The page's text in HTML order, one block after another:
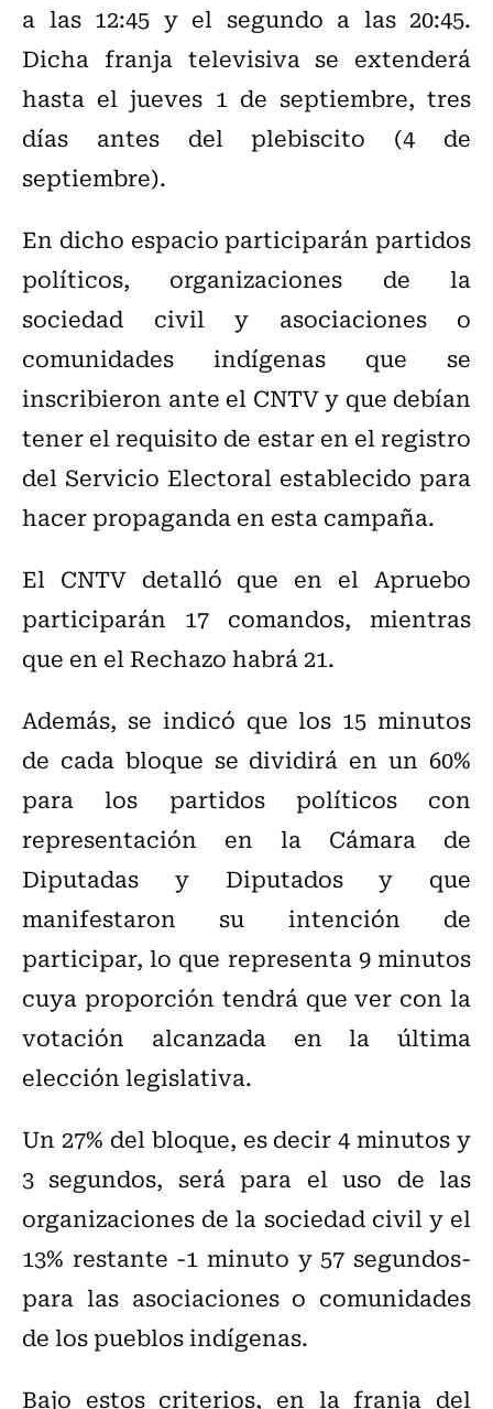
a las 12:45 y el segundo a las 20:45.
Dicha franja televisiva se extenderá
hasta el jueves 1 de septiembre, tres
días antes del plebiscito (4 de
septiembre).
En dicho espacio participarán partidos
políticos, organizaciones de la
sociedad civil y asociaciones o
comunidades indígenas que se
inscribieron ante el CNTV y que debían
tener el requisito de estar en el registro
del Servicio Electoral establecido para
hacer propaganda en esta campaña.
El CNTV detalló que en el Apruebo
participarán 17 comandos, mientras
que en el Rechazo habrá 21.
Además, se indicó que los 15 minutos
de cada bloque se dividirá en un 60%
para los partidos políticos con
representación en la Cámara de
Diputadas y Diputados y que
manifestaron su intención de
participar, lo que representa 9 minutos
cuya proporción tendrá que ver con la
votación alcanzada en la última
elección legislativa.
Un 27% del bloque, es decir 4 minutos y
3 segundos, será para el uso de las
organizaciones de la sociedad civil y el
13% restante -1 minuto y 57 segundos-
para las asociaciones o comunidades
de los pueblos indígenas.
Bajo estos criterios, en la franja del